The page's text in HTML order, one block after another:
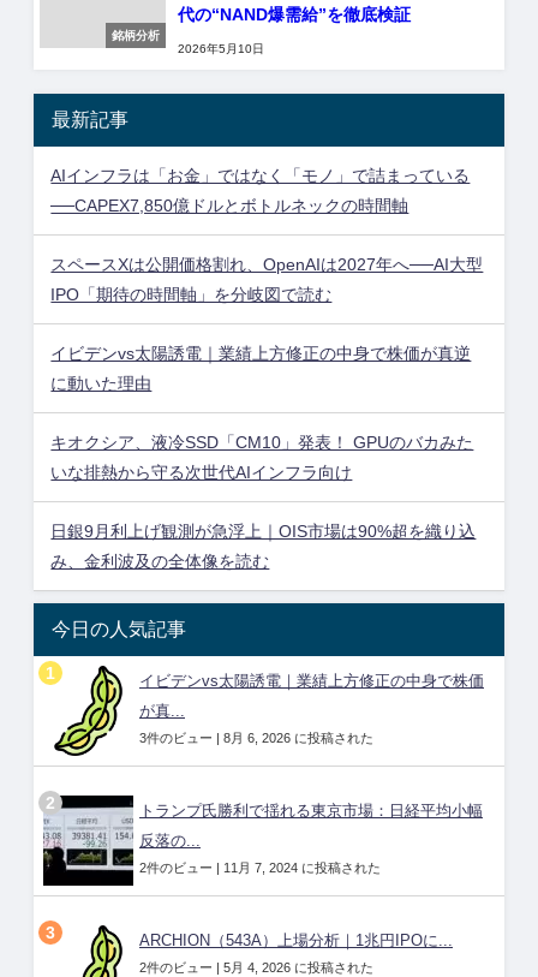
銘柄分析
代の“NAND爆需給”を徹底検証
2026年5月10日
最新記事
AIインフラは「お金」ではなく「モノ」で詰まっている
──CAPEX7,850億ドルとボトルネックの時間軸
スペースXは公開価格割れ、OpenAIは2027年へ──AI大型
IPO「期待の時間軸」を分岐図で読む
イビデンvs太陽誘電｜業績上方修正の中身で株価が真逆
に動いた理由
キオクシア、液冷SSD「CM10」発表！ GPUのバカみた
いな排熱から守る次世代AIインフラ向け
日銀9月利上げ観測が急浮上｜OIS市場は90%超を織り込
み、金利波及の全体像を読む
今日の人気記事
イビデンvs太陽誘電｜業績上方修正の中身で株価
が真...
3件のビュー | 8月 6, 2026 に投稿された
トランプ氏勝利で揺れる東京市場：日経平均小幅
反落の...
2件のビュー | 11月 7, 2024 に投稿された
ARCHION（543A）上場分析｜1兆円IPOに...
2件のビュー | 5月 4, 2026 に投稿された